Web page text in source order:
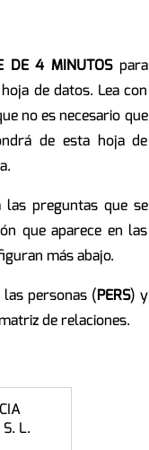
DE 4 MINUTOSpara
de datos. Lea con
no es necesario que
de esta hoja de
las preguntas que se
que aparece en las
más abajo.
personas (PERS) y
de relaciones.
S. L.